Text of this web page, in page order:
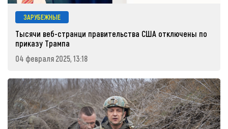
ЗАРУБЕЖНЫЕ
Тысячи веб-странци правительства США отключены по
приказу Трампа
04 февраля 2025, 13:18